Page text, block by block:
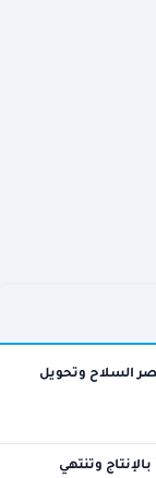
السلاح وتحويل
وتنتهي